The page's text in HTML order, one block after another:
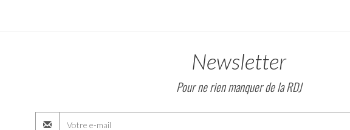
Newsletter
Pour ne rien manquer de la RDJ